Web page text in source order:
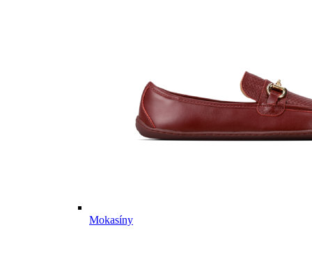
Mokasíny